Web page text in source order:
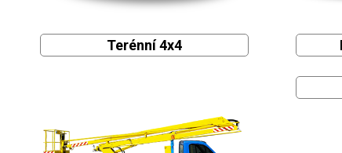
Terénní 4x4